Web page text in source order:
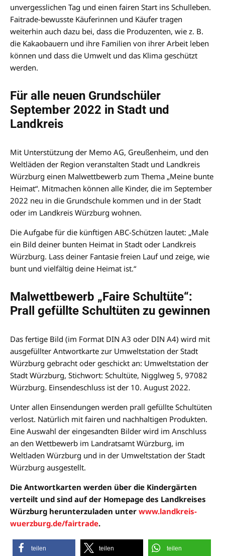
unvergesslichen Tag und einen fairen Start ins Schulleben.
Faitrade-bewusste Käuferinnen und Käufer tragen
weiterhin auch dazu bei, dass die Produzenten, wie z. B.
die Kakaobauern und ihre Familien von ihrer Arbeit leben
können und dass die Umwelt und das Klima geschützt
werden.
Für alle neuen Grundschüler
September 2022 in Stadt und
Landkreis
Mit Unterstützung der Memo AG, Greußenheim, und den
Weltläden der Region veranstalten Stadt und Landkreis
Würzburg einen Malwettbewerb zum Thema „Meine bunte
Heimat“. Mitmachen können alle Kinder, die im September
2022 neu in die Grundschule kommen und in der Stadt
oder im Landkreis Würzburg wohnen.
Die Aufgabe für die künftigen ABC-Schützen lautet: „Male
ein Bild deiner bunten Heimat in Stadt oder Landkreis
Würzburg. Lass deiner Fantasie freien Lauf und zeige, wie
bunt und vielfältig deine Heimat ist.“
Malwettbewerb „Faire Schultüte“:
Prall gefüllte Schultüten zu gewinnen
Das fertige Bild (im Format DIN A3 oder DIN A4) wird mit
ausgefüllter Antwortkarte zur Umweltstation der Stadt
Würzburg gebracht oder geschickt an: Umweltstation der
Stadt Würzburg, Stichwort: Schultüte, Nigglweg 5, 97082
Würzburg. Einsendeschluss ist der 10. August 2022.
Unter allen Einsendungen werden prall gefüllte Schultüten
verlost. Natürlich mit fairen und nachhaltigen Produkten.
Eine Auswahl der eingesandten Bilder wird im Anschluss
an den Wettbewerb im Landratsamt Würzburg, im
Weltladen Würzburg und in der Umweltstation der Stadt
Würzburg ausgestellt.
Die Antwortkarten werden über die Kindergärten
verteilt und sind auf der Homepage des Landkreises
Würzburg herunterzuladen unter www.landkreis-
wuerzburg.de/fairtrade.
teilen teilen teilen